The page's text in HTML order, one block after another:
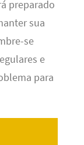
preparado
sua
se
e
para